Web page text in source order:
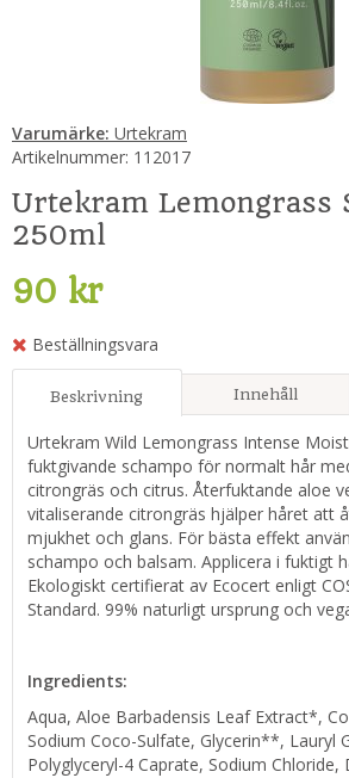
Varumärke: Urtekram
Artikelnummer: 112017
Urtekram Lemongrass
250ml
90 kr
Beställningsvara
Beskrivning Innehåll
Urtekram Wild Lemongrass Intense
fuktgivande schampo för normalt hår
citrongräs och citrus. Återfuktande aloe
vitaliserande citrongräs hjälper håret att
mjukhet och glans. För bästa effekt
schampo och balsam. Applicera i fuktigt
Ekologiskt certifierat av Ecocert enligt
Standard. 99% naturligt ursprung och
Ingredients:
Aqua, Aloe Barbadensis Leaf Extract*,
Sodium Coco-Sulfate, Glycerin**, Lauryl
Polyglyceryl-4 Caprate, Sodium Chloride,